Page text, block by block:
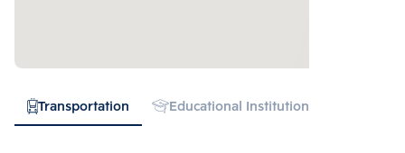
Transportation Educational Institution